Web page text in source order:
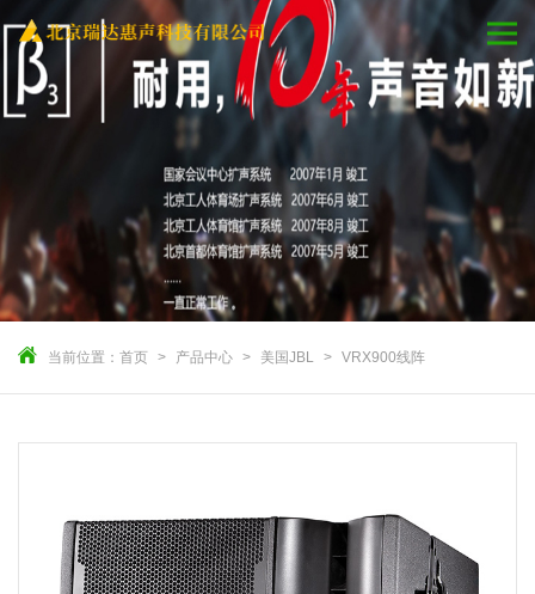
当前位置： 首页 产品中心 美国JBL VRX900线阵